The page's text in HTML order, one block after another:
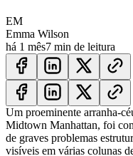
EM
Emma Wilson
há 1 mês7 min de leitura
Um proeminente arranha-
Midtown Manhattan, foi
de graves problemas
visíveis em várias colunas